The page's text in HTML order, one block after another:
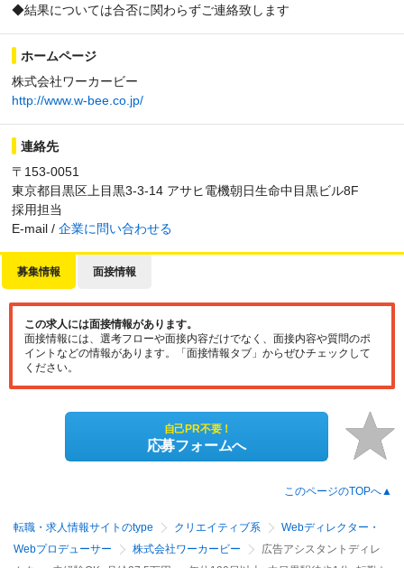
◆結果については合否に関わらずご連絡致します
ホームページ
株式会社ワーカービー
http://www.w-bee.co.jp/
連絡先
〒153-0051
東京都目黒区上目黒3-3-14 アサヒ電機朝日生命中目黒ビル8F
採用担当
E-mail / 企業に問い合わせる
募集情報 面接情報
この求人には面接情報があります。
面接情報には、選考フローや面接内容だけでなく、面接内容や質問のポ
イントなどの情報があります。「面接情報タブ」からぜひチェックして
ください。
自己PR不要！
応募フォームへ
このページのTOPへ▲
転職・求人情報サイトのtype クリエイティブ系
Webディレクター・
Webプロデューサー
株式会社ワーカービー
広告アシスタントディレ